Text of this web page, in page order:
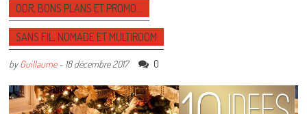
ODR, BONS PLANS ET PROMO…
SANS FIL, NOMADE ET MULTIROOM
byGuillaume- 18 décembre 2017 0